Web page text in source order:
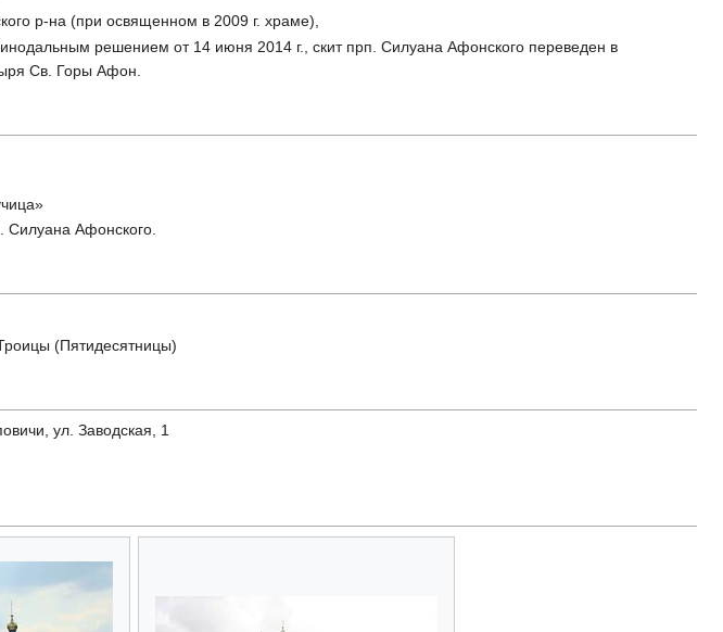
р-на (при освященном в 2009 г. храме),
решением от 14 июня 2014 г., скит прп. Силуана Афонского переведен в
Св. Горы Афон.
Силуана Афонского.
(Пятидесятницы)
ул. Заводская, 1